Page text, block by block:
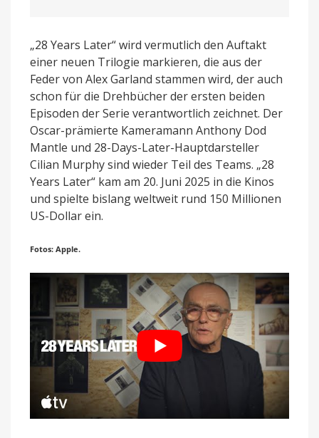
„28 Years Later“ wird vermutlich den Auftakt
einer neuen Trilogie markieren, die aus der
Feder von Alex Garland stammen wird, der auch
schon für die Drehbücher der ersten beiden
Episoden der Serie verantwortlich zeichnet. Der
Oscar-prämierte Kameramann Anthony Dod
Mantle und 28-Days-Later-Hauptdarsteller
Cilian Murphy sind wieder Teil des Teams. „28
Years Later“ kam am 20. Juni 2025 in die Kinos
und spielte bislang weltweit rund 150 Millionen
US-Dollar ein.
Fotos: Apple.